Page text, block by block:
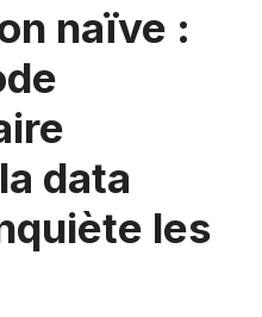
naïve :
data
les